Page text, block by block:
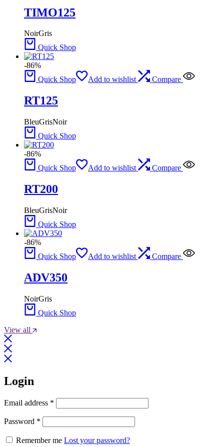
TIMO125
NoirGris
Quick Shop
-86%
Quick Shop
Add to wishlist Compare
RT125
BleuGrisNoir
Quick Shop
-86%
Quick Shop
Add to wishlist Compare
RT200
BleuGrisNoir
Quick Shop
-86%
Quick Shop
Add to wishlist Compare
ADV350
NoirGris
Quick Shop
View all
Login
Email address *
Password *
Remember me Lost your password?